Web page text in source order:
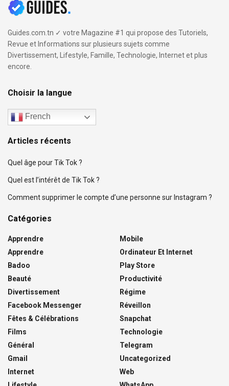
Guides.com.tn ✓ votre Magazine #1 qui propose des Tutoriels,
Revue et Informations sur plusieurs sujets comme
Divertissement, Lifestyle, Famille, Technologie, Internet et plus
encore.
Choisir la langue
French
Articles récents
Quel âge pour Tik Tok ?
Quel est l’intérêt de Tik Tok ?
Comment supprimer le compte d’une personne sur Instagram ?
Catégories
Apprendre
Apprendre
Badoo
Beauté
Divertissement
Facebook Messenger
Fêtes & Célébrations
Films
Général
Gmail
Internet
Mobile
Ordinateur Et Internet
Play Store
Productivité
Régime
Réveillon
Snapchat
Technologie
Telegram
Uncategorized
Web